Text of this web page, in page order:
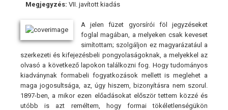
Megjegyzés: VII. javított kiadás
A jelen füzet gyorsírói föl jegyzéseket
foglal magában, a melyeken csak keveset
simítottam; szolgáljon ez magyarázatául a
szerkezeti és kifejezésbeli pongyolaságoknak, a melyekkel az
olvasó a következő lapokon találkozni fog. Hogy tudományos
kiadványnak formabeli fogyatkozások mellett is meglehet a
maga jogosultsága, az, úgy hiszem, bizonyításra nem szorul.
1897-ben, a mikor ezen előadásokat először tettem közzé és
utóbb is azt reméltem, hogy formai tökéletlenségükön